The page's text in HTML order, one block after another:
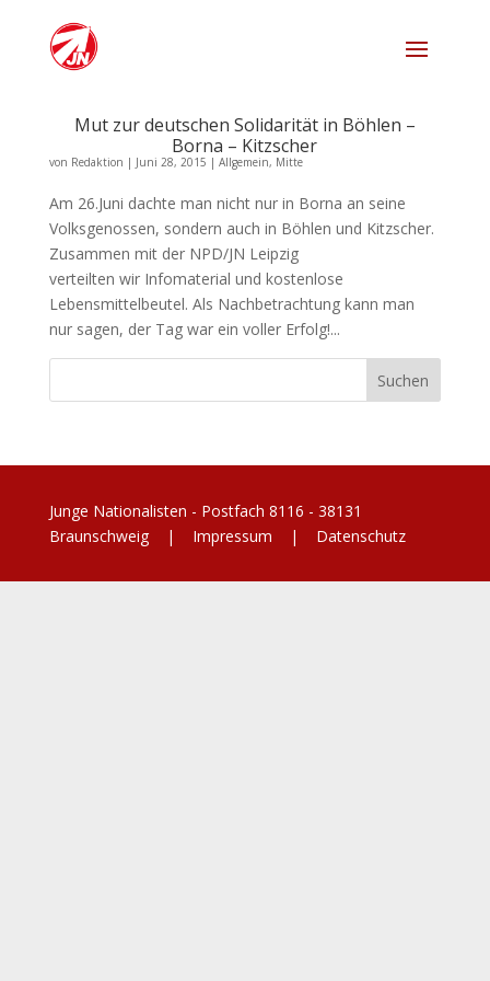
Mut zur deutschen Solidarität in Böhlen –
Borna – Kitzscher
von Redaktion | Juni 28, 2015 | Allgemein, Mitte
Am 26.Juni dachte man nicht nur in Borna an seine
Volksgenossen, sondern auch in Böhlen und Kitzscher.
Zusammen mit der NPD/JN Leipzig
verteilten wir Infomaterial und kostenlose
Lebensmittelbeutel. Als Nachbetrachtung kann man
nur sagen, der Tag war ein voller Erfolg!...
Junge Nationalisten - Postfach 8116 - 38131
Braunschweig | Impressum | Datenschutz